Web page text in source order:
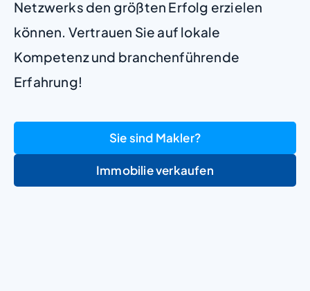
Netzwerks den größten Erfolg erzielen
können. Vertrauen Sie auf lokale
Kompetenz und branchenführende
Erfahrung!
Sie sind Makler?
Immobilie verkaufen